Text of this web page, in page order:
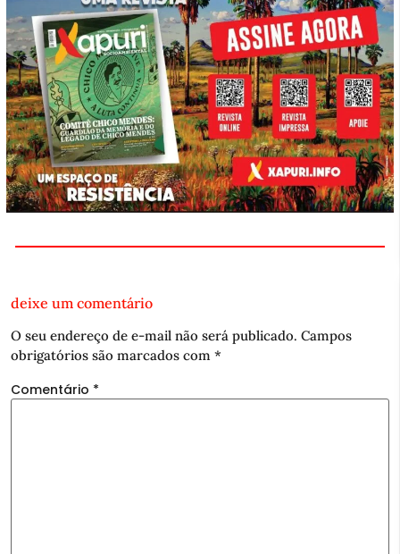
deixe um comentário
O seu endereço de e-mail não será publicado. Campos
obrigatórios são marcados com *
Comentário *